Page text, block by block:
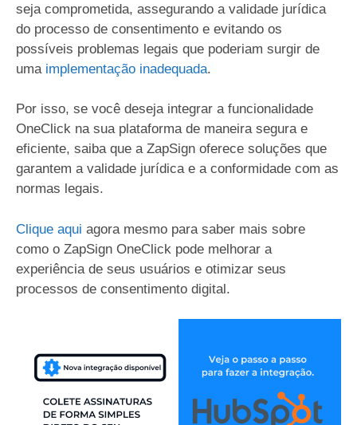
seja comprometida, assegurando a validade jurídica
do processo de consentimento e evitando os
possíveis problemas legais que poderiam surgir de
uma implementação inadequada.
Por isso, se você deseja integrar a funcionalidade
OneClick na sua plataforma de maneira segura e
eficiente, saiba que a ZapSign oferece soluções que
garantem a validade jurídica e a conformidade com as
normas legais.
Clique aqui agora mesmo para saber mais sobre
como o ZapSign OneClick pode melhorar a
experiência de seus usuários e otimizar seus
processos de consentimento digital.